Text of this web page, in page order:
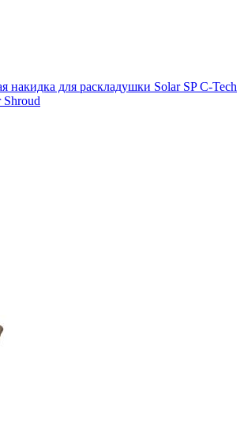
накидка для раскладушки Solar SP C-Tech
Shroud